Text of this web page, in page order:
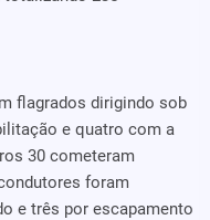
flagrados dirigindo sob
e quatro com a
30 cometeram
foram
e três por escapamento